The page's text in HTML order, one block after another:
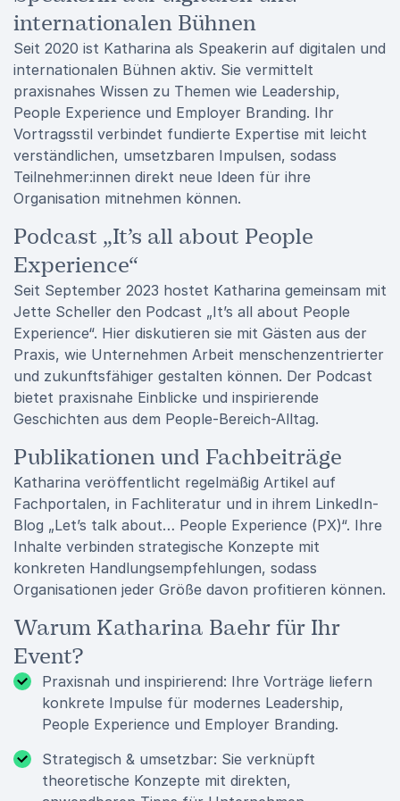
internationalen Bühnen
Seit 2020 ist Katharina als Speakerin auf digitalen und
internationalen Bühnen aktiv. Sie vermittelt
praxisnahes Wissen zu Themen wie Leadership,
People Experience und Employer Branding. Ihr
Vortragsstil verbindet fundierte Expertise mit leicht
verständlichen, umsetzbaren Impulsen, sodass
Teilnehmer:innen direkt neue Ideen für ihre
Organisation mitnehmen können.
Podcast „It’s all about People
Experience“
Seit September 2023 hostet Katharina gemeinsam mit
Jette Scheller den Podcast „It’s all about People
Experience“. Hier diskutieren sie mit Gästen aus der
Praxis, wie Unternehmen Arbeit menschenzentrierter
und zukunftsfähiger gestalten können. Der Podcast
bietet praxisnahe Einblicke und inspirierende
Geschichten aus dem People-Bereich-Alltag.
Publikationen und Fachbeiträge
Katharina veröffentlicht regelmäßig Artikel auf
Fachportalen, in Fachliteratur und in ihrem LinkedIn-
Blog „Let’s talk about… People Experience (PX)“. Ihre
Inhalte verbinden strategische Konzepte mit
konkreten Handlungsempfehlungen, sodass
Organisationen jeder Größe davon profitieren können.
Warum Katharina Baehr für Ihr
Event?
Praxisnah und inspirierend: Ihre Vorträge liefern
konkrete Impulse für modernes Leadership,
People Experience und Employer Branding.
Strategisch & umsetzbar: Sie verknüpft
theoretische Konzepte mit direkten,